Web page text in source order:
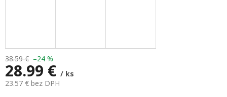
38.59 € –24 %
28.99 € / ks
23.57 € bez DPH